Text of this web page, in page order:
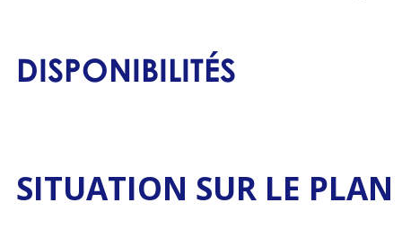
DISPONIBILITÉS
SITUATION SUR LE PLAN